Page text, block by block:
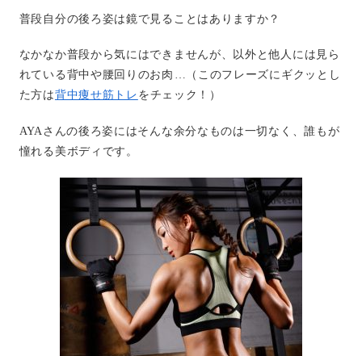
普段自分の後ろ姿は鏡で見ることはありますか？
なかなか普段から気にはできませんが、以外と他人には見ら
れている背中や腰回りのお肉…（このフレーズにギクッとし
た方は背中痩せ筋トレ をチェック！）
AYAさんの後ろ姿にはそんな余分なものは一切なく、誰もが
憧れる美ボディです。